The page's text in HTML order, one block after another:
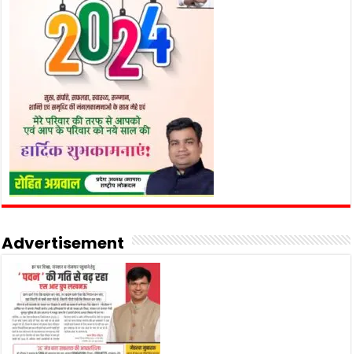
Advertisement